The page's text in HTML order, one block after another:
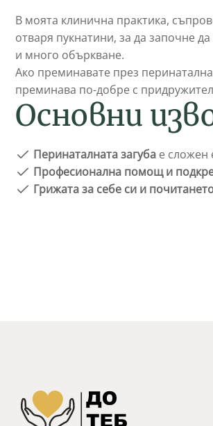
В моята клинична практика,
отваря пукнатини, за да започне
и много объркване.
Ако преминавате през
преминава по-добре с
Основни
Перинаталната загуба е сложен
Професионална помощ и
Грижата за себе си и